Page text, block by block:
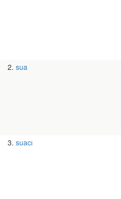
2 sua
3 suacı